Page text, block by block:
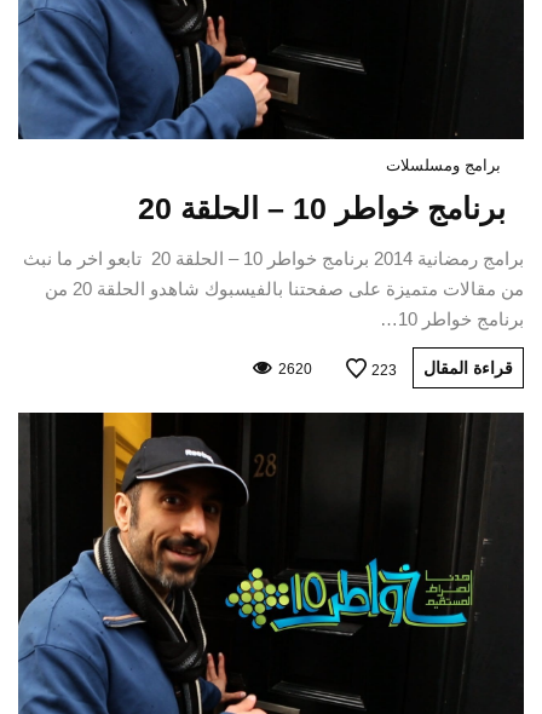
برامج ومسلسلات
برنامج خواطر 10 – الحلقة 20
برامج رمضانية 2014 برنامج خواطر 10 – الحلقة 20 تابعو اخر ما نبث
من مقالات متميزة على صفحتنا بالفيسبوك شاهدو الحلقة 20 من
برنامج خواطر 10…
قراءة المقال 223
2620